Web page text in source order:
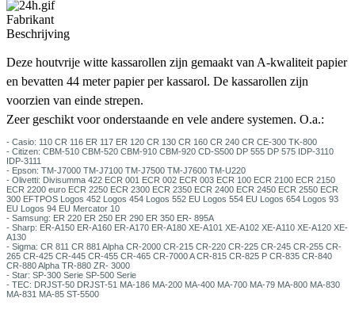
Fabrikant
Beschrijving
Deze houtvrije witte kassarollen zijn gemaakt van A-kwaliteit papier
en bevatten 44 meter papier per kassarol. De kassarollen zijn
voorzien van einde strepen.
Zeer geschikt voor onderstaande en vele andere systemen. O.a.:
- Casio: 110 CR 116 ER 117 ER 120 CR 130 CR 160 CR 240 CR CE-300 TK-800
- Citizen: CBM-510 CBM-520 CBM-910 CBM-920 CD-S500 DP 555 DP 575 IDP-3110
IDP-3111
- Epson: TM-J7000 TM-J7100 TM-J7500 TM-J7600 TM-U220
- Olivetti: Divisumma 422 ECR 001 ECR 002 ECR 003 ECR 100 ECR 2100 ECR 2150
ECR 2200 euro ECR 2250 ECR 2300 ECR 2350 ECR 2400 ECR 2450 ECR 2550 ECR
300 EFTPOS Logos 452 Logos 454 Logos 552 EU Logos 554 EU Logos 654 Logos 93
EU Logos 94 EU Mercator 10
- Samsung: ER 220 ER 250 ER 290 ER 350 ER- 895A
- Sharp: ER-A150 ER-A160 ER-A170 ER-A180 XE-A101 XE-A102 XE-A110 XE-A120 XE-
A130
- Sigma: CR 811 CR 881 Alpha CR-2000 CR-215 CR-220 CR-225 CR-245 CR-255 CR-
265 CR-425 CR-445 CR-455 CR-465 CR-7000 A CR-815 CR-825 P CR-835 CR-840
CR-880 Alpha TR-880 ZR- 3000
- Star: SP-300 Serie SP-500 Serie
- TEC: DRJST-50 DRJST-51 MA-186 MA-200 MA-400 MA-700 MA-79 MA-800 MA-830
MA-831 MA-85 ST-5500